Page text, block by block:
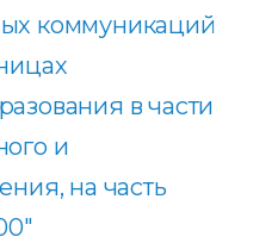
коммуникаций
в части
и
на часть